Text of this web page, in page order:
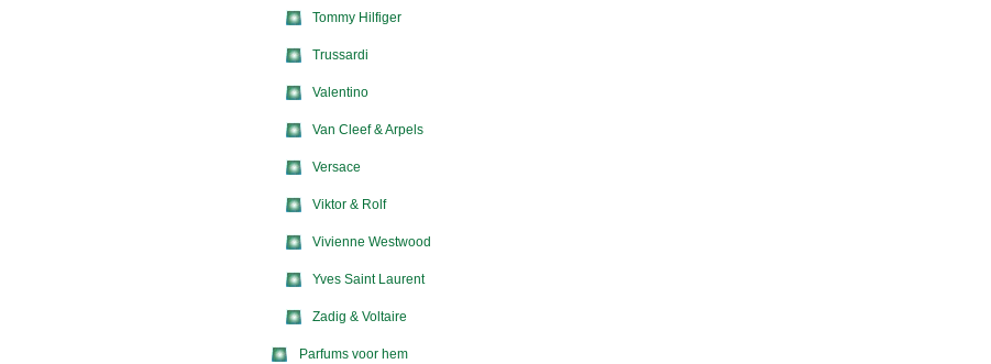
Tommy Hilfiger
Trussardi
Valentino
Van Cleef & Arpels
Versace
Viktor & Rolf
Vivienne Westwood
Yves Saint Laurent
Zadig & Voltaire
Parfums voor hem